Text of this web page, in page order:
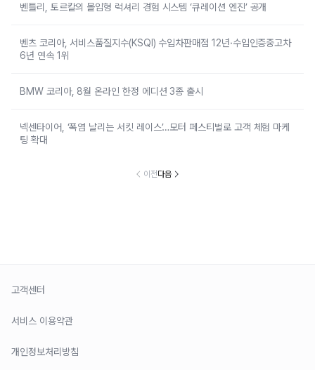
벤틀리, 토르칼의 몰입형 럭셔리 경험 시스템 ‘큐레이션 엔진’ 공개
벤츠 코리아, 서비스품질지수(KSQI) 수입차판매점 12년·수입인증중고차
6년 연속 1위
BMW 코리아, 8월 온라인 한정 에디션 3종 출시
넥센타이어, ‘폭염 날리는 서킷 레이스’…모터 페스티벌로 고객 체험 마케
팅 확대
이전다음
고객센터
서비스 이용약관
개인정보처리방침